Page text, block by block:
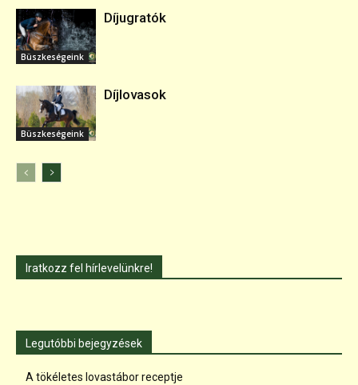
Büszkeségeink
Díjugratók
Büszkeségeink
Díjlovasok
Iratkozz fel hírlevelünkre!
Legutóbbi bejegyzések
A tökéletes lovastábor receptje